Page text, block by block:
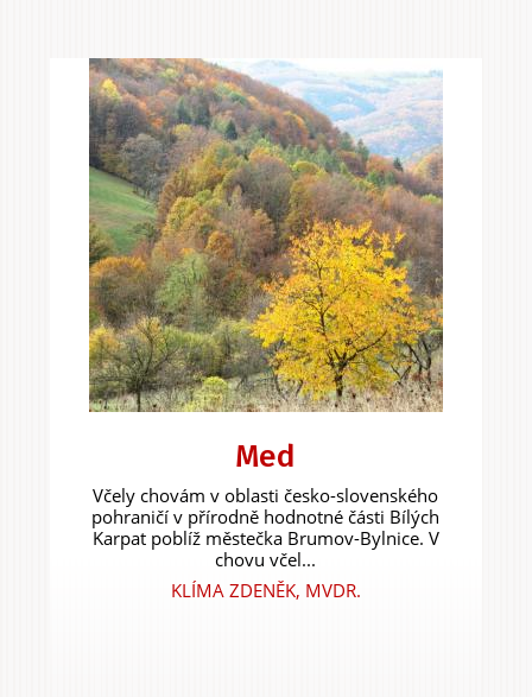
Med
Včely chovám v oblasti česko-slovenského
pohraničí v přírodně hodnotné části Bílých
Karpat poblíž městečka Brumov-Bylnice. V
chovu včel...
KLÍMA ZDENĚK, MVDR.